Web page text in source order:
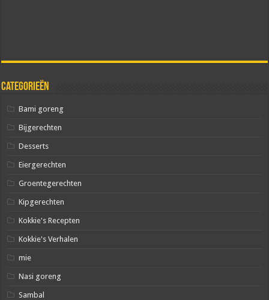
Categorieën
Bami goreng
Bijgerechten
Desserts
Eiergerechten
Groentegerechten
Kipgerechten
Kokkie's Recepten
Kokkie's Verhalen
mie
Nasi goreng
Sambal